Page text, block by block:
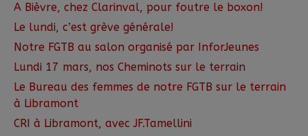
A Bièvre, chez Clarinval, pour foutre le boxon!
Le lundi, c’est grève générale!
Notre FGTB au salon organisé par InforJeunes
Lundi 17 mars, nos Cheminots sur le terrain
Le Bureau des femmes de notre FGTB sur le terrain
à Libramont
CRI à Libramont, avec JF.Tamellini